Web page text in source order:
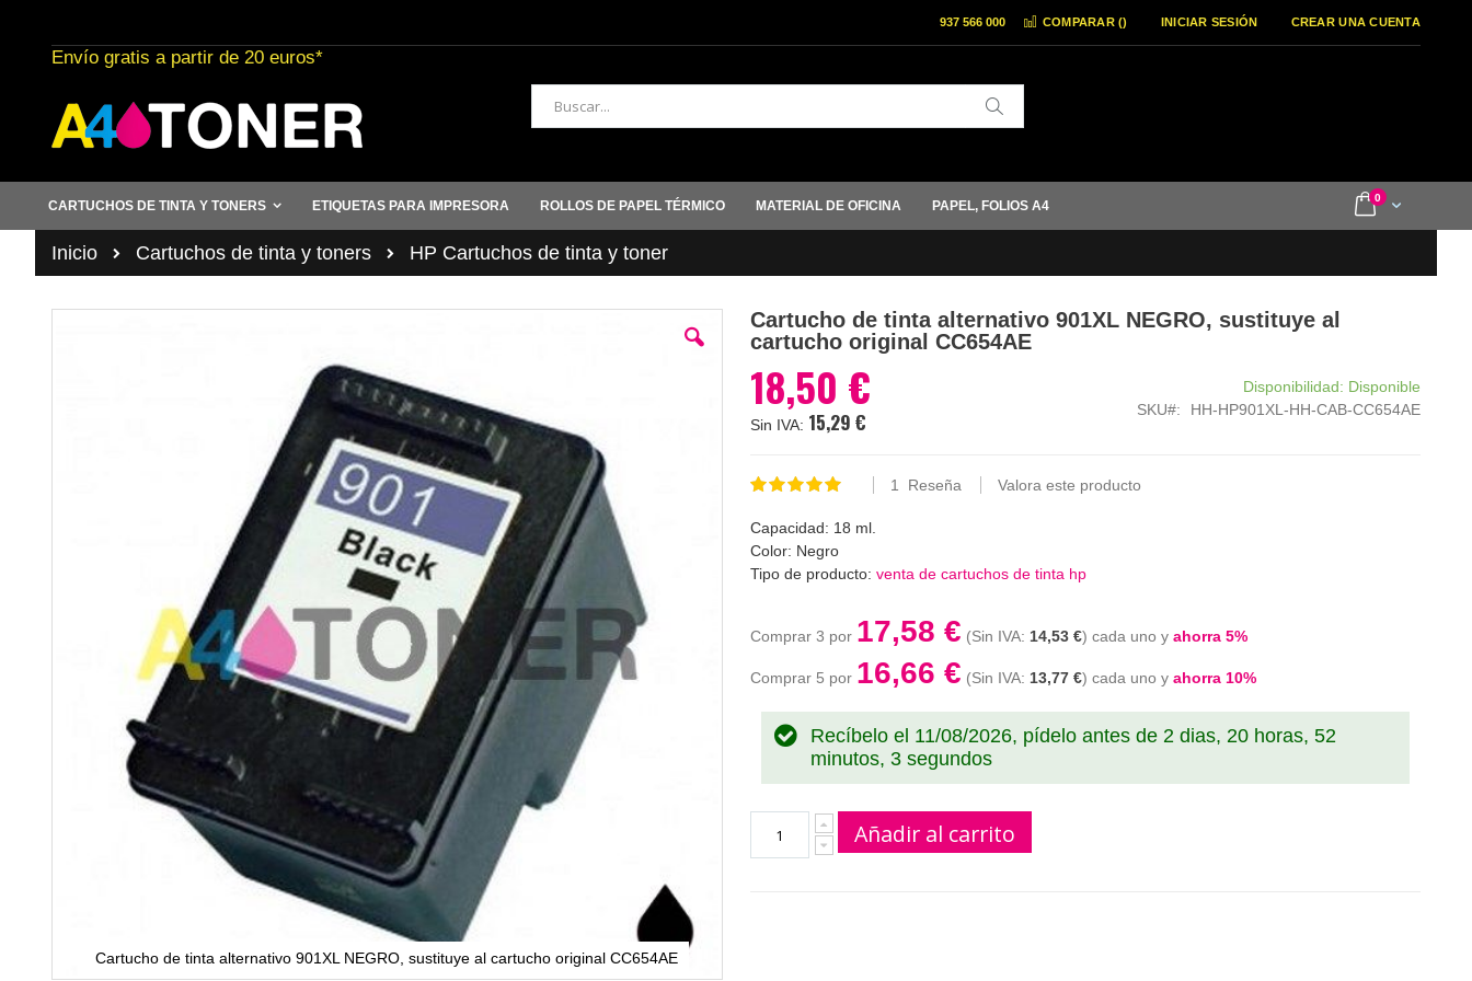
al
contenido
COMPARAR () INICIAR SESIÓN CREAR UNA CUENTA
937 566 000
Envío gratis a partir de 20 euros*
Buscar
Cart
0items
CARTUCHOS DE TINTA Y TONERS ETIQUETAS PARA IMPRESORA ROLLOS DE PAPEL TÉRMICO MATERIAL DE OFICINA PAPEL, FOLIOS A4
Inicio Cartuchos de tinta y toners HP Cartuchos de tinta y toner
Cartucho de tinta alternativo 901XL NEGRO, sustituye al cartucho original CC654AE
Cartucho de tinta alternativo 901XL NEGRO, sustituye al
cartucho original CC654AE
18,50 €
15,29 €
Disponibilidad: Disponible
SKU
HH-HP901XL-HH-CAB-CC654AE
Valoración:
1 Reseña Valora este producto
Capacidad: 18 ml.
Color: Negro
Tipo de producto: venta de cartuchos de tinta hp
Comprar 3 por 17,58 € 14,53 € cada uno y ahorra 5%
Comprar 5 por 16,66 € 13,77 € cada uno y ahorra 10%
Recíbelo el 11/08/2026, pídelo antes de 2 dias, 20 horas, 52
minutos, 2 segundos
Añadir al carrito